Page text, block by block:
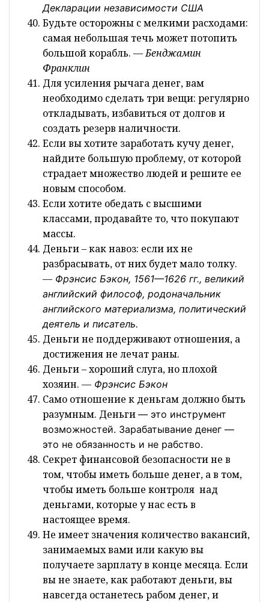
Декларации независимости США
Будьте осторожны с мелкими расходами:
самая небольшая течь может потопить
большой корабль. — Бенджамин
Франклин
Для усиления рычага денег, вам
необходимо сделать три вещи: регулярно
откладывать, избавиться от долгов и
создать резерв наличности.
Если вы хотите заработать кучу денег,
найдите большую проблему, от которой
страдает множество людей и решите ее
новым способом.
Если хотите обедать с высшими
классами, продавайте то, что покупают
массы.
Деньги – как навоз: если их не
разбрасывать, от них будет мало толку.
— Фрэнсис Бэкон, 1561—1626 гг., великий
английский философ, родоначальник
английского материализма, политический
деятель и писатель.
Деньги не поддерживают отношения, а
достижения не лечат раны.
Деньги – хороший слуга, но плохой
хозяин. — Фрэнсис Бэкон
Само отношение к деньгам должно быть
разумным. Деньги — это инструмент
возможностей. Зарабатывание денег —
это не обязанность и не рабство.
Секрет финансовой безопасности не в
том, чтобы иметь больше денег, а в том,
чтобы иметь больше контроля над
деньгами, которые у нас есть в
настоящее время.
Не имеет значения количество вакансий,
занимаемых вами или какую вы
получаете зарплату в конце месяца. Если
вы не знаете, как работают деньги, вы
навсегда останетесь рабом денег, и